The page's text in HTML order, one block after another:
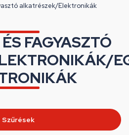
alkatrészek/Elektronikák
FAGYASZTÓ
Szűrések